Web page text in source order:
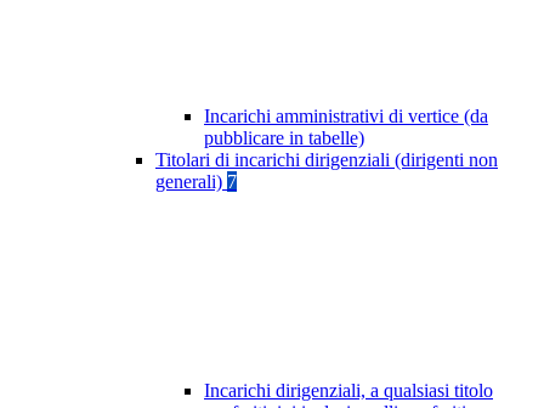
Incarichi amministrativi di vertice (da
pubblicare in tabelle)
Titolari di incarichi dirigenziali (dirigenti non
generali) 7
Incarichi dirigenziali, a qualsiasi titolo